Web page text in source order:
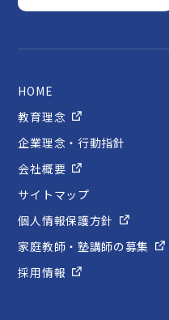
HOME
教育理念
企業理念・行動指針
会社概要
サイトマップ
個人情報保護方針
家庭教師・塾講師の募集
採用情報